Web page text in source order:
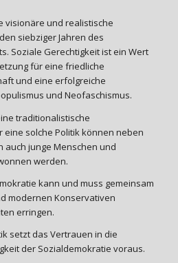
visionäre und realistische
siebziger Jahren des
Soziale Gerechtigkeit ist ein Wert
für eine friedliche
und eine erfolgreiche
und Neofaschismus.
traditionalistische
eine solche Politik können neben
auch junge Menschen und
werden.
kann und muss gemeinsam
modernen Konservativen
erringen.
setzt das Vertrauen in die
der Sozialdemokratie voraus.